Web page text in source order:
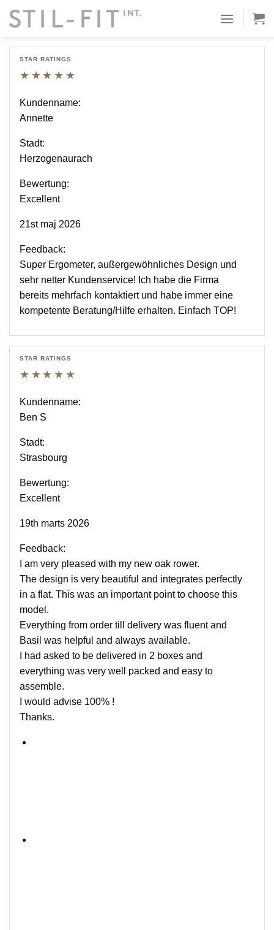
Efterlad feedback
STAR RATINGS
★★★★★
Kundenname:
Annette
Stadt:
Herzogenaurach
Bewertung:
Excellent
21st maj 2026
Feedback:
Super Ergometer, außergewöhnliches Design und
sehr netter Kundenservice! Ich habe die Firma
bereits mehrfach kontaktiert und habe immer eine
kompetente Beratung/Hilfe erhalten. Einfach TOP!
STAR RATINGS
★★★★★
Kundenname:
Ben S
Stadt:
Strasbourg
Bewertung:
Excellent
19th marts 2026
Feedback:
I am very pleased with my new oak rower.
The design is very beautiful and integrates perfectly
in a flat. This was an important point to choose this
model.
Everything from order till delivery was fluent and
Basil was helpful and always available.
I had asked to be delivered in 2 boxes and
everything was very well packed and easy to
assemble.
I would advise 100% !
Thanks.